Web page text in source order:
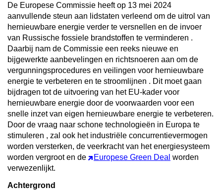
De Europese Commissie heeft op 13 mei 2024
aanvullende steun aan lidstaten verleend om de uitrol van
hernieuwbare energie verder te versnellen en de invoer
van Russische fossiele brandstoffen te verminderen .
Daarbij nam de Commissie een reeks nieuwe en
bijgewerkte aanbevelingen en richtsnoeren aan om de
vergunningsprocedures en veilingen voor hernieuwbare
energie te verbeteren en te stroomlijnen . Dit moet gaan
bijdragen tot de uitvoering van het EU-kader voor
hernieuwbare energie door de voorwaarden voor een
snelle inzet van eigen hernieuwbare energie te verbeteren.
Door de vraag naar schone technologieën in Europa te
stimuleren , zal ook het industriële concurrentievermogen
worden versterken, de veerkracht van het energiesysteem
worden vergroot en de Europese Green Deal worden
verwezenlijkt.
Achtergrond